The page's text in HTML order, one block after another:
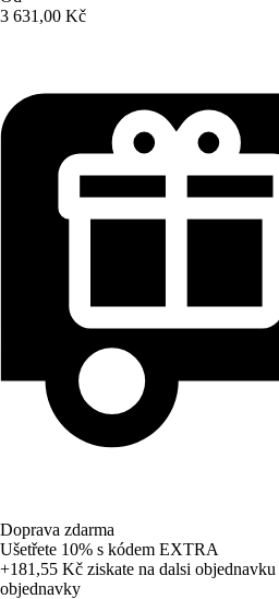
3 631,00 Kč
Doprava zdarma
Ušetřete 10% s kódem EXTRA
+181,55 Kč ziskate na dalsi objednavku
objednavky